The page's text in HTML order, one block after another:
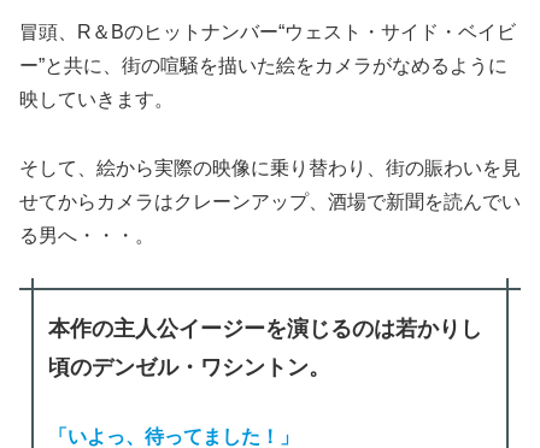
冒頭、R＆Bのヒットナンバー“ウェスト・サイド・ベイビ
ー”と共に、街の喧騒を描いた絵をカメラがなめるように
映していきます。
そして、絵から実際の映像に乗り替わり、街の賑わいを見
せてからカメラはクレーンアップ、酒場で新聞を読んでい
る男へ・・・。
本作の主人公イージーを演じるのは若かりし
頃のデンゼル・ワシントン。
「いよっ、待ってました！」